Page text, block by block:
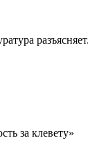
разъясняет.
за клевету»